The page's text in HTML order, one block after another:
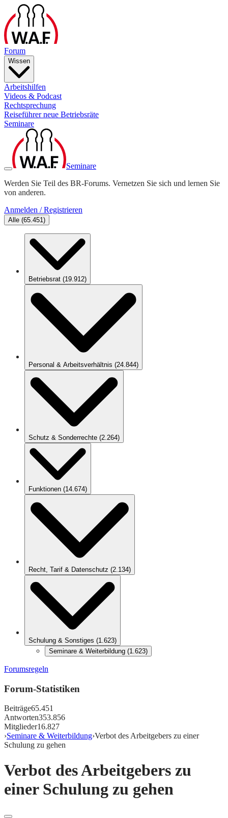
Forum
Wissen
Arbeitshilfen
Videos & Podcast
Rechtsprechung
Reiseführer neue Betriebsräte
Seminare
Seminare
Werden Sie Teil des BR-Forums. Vernetzen Sie sich und lernen Sie
von anderen.
Anmelden / Registrieren
Alle (65.451)
Betriebsrat (19.912)
Personal & Arbeitsverhältnis (24.844)
Schutz & Sonderrechte (2.264)
Funktionen (14.674)
Recht, Tarif & Datenschutz (2.134)
Schulung & Sonstiges (1.623)
Seminare & Weiterbildung (1.623)
Forumsregeln
Forum-Statistiken
Beiträge65.451
Antworten353.856
Mitglieder16.827
›Seminare & Weiterbildung›Verbot des Arbeitgebers zu einer
Schulung zu gehen
Verbot des Arbeitgebers zu
einer Schulung zu gehen